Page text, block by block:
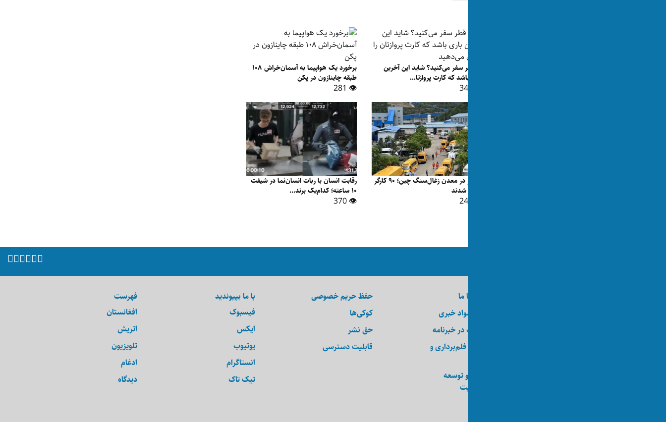
به قطر سفر می‌کنید؟ شاید این آخرین
باری باشد که کارت پروازتا...
‫برخورد یک هواپیما به آسمان‌خراش ۱۰۸
طبقه چاینازون در پکن
👁 281
انفجار در معدن زغال‌سنگ چین؛ ۹۰ کارگر
کشته شدند
رقابت انسان با ربات انسان‌نما در شیفت
۱۰ ساعته؛ کدام‌یک برند...
👁 370
تماس با ما
ارسال مواد خبری
عضویت در خبرنامه
خدمات فلم‌برداری و
طراحی و توسعه
ویب‌سایت
حفظ حریم خصوصی
کوکی‌ها
حق نشر
قابلیت دسترسی
با ما بپیوندید
فیسبوک
ایکس
یوتیوب
انستاگرام
تیک تاک
فهرست
افغانستان
اتریش
تلویزیون
ادغام
دیدگاه